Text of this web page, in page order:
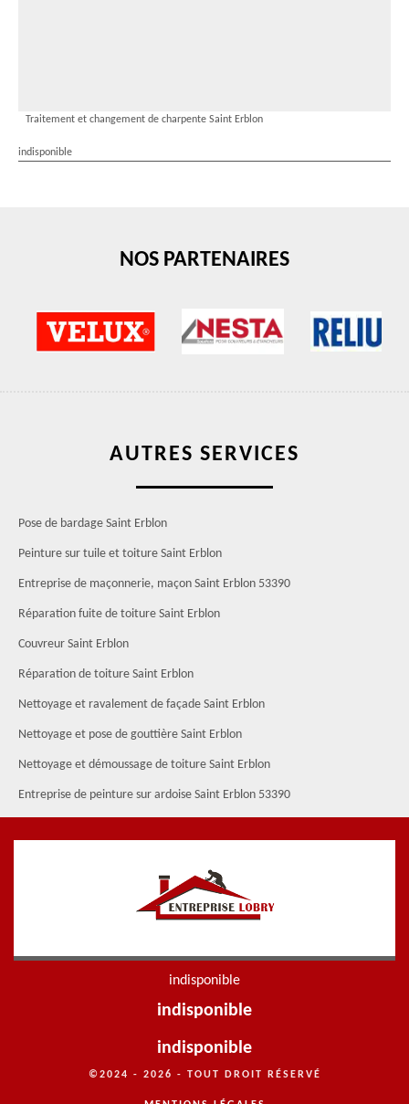
Traitement et changement de charpente Saint Erblon
indisponible
NOS PARTENAIRES
AUTRES SERVICES
Pose de bardage Saint Erblon
Peinture sur tuile et toiture Saint Erblon
Entreprise de maçonnerie, maçon Saint Erblon 53390
Réparation fuite de toiture Saint Erblon
Couvreur Saint Erblon
Réparation de toiture Saint Erblon
Nettoyage et ravalement de façade Saint Erblon
Nettoyage et pose de gouttière Saint Erblon
Nettoyage et démoussage de toiture Saint Erblon
Entreprise de peinture sur ardoise Saint Erblon 53390
indisponible
indisponible
indisponible
©2024 - 2026 - TOUT DROIT RÉSERVÉ